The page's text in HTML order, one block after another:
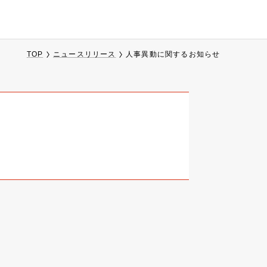
TOP ニュースリリース 人事異動に関するお知らせ